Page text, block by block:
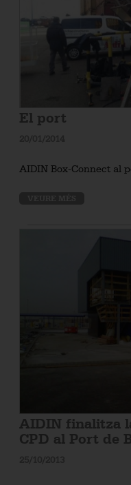
El port
AIDIN Box-Connect al
AIDIN finalitza
CPD al Port de